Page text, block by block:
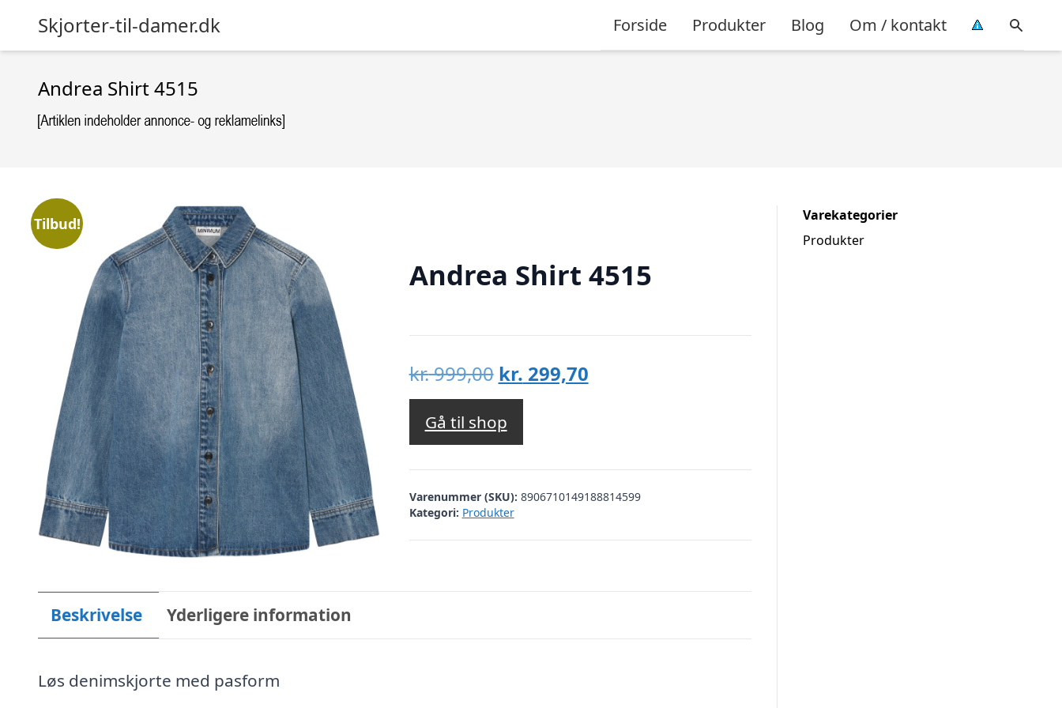
Skjorter-til-damer.dk Forside Produkter Blog Om / kontakt
Andrea Shirt 4515
Tilbud!
Andrea Shirt 4515
kr.999,00 Den
oprindelige
pris
var:
kr. 999,00.
kr. 299,70Den
kr. 299,70.
Gå til shop
Varenummer (SKU): 8906710149188814599
Kategori: Produkter
Beskrivelse Yderligere information
Løs denimskjorte med pasform
Varekategorier
Produkter